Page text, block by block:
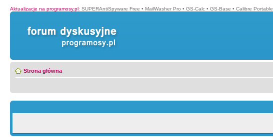
Aktualizacje na programosy.pl: SUPERAntiSpyware Free • MailWasher Pro • GS-Calc • GS-Base • Calibre Portable
Strona główna